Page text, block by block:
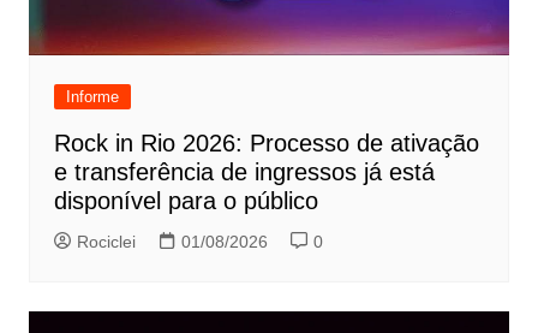
Informe
Rock in Rio 2026: Processo de ativação
e transferência de ingressos já está
disponível para o público
Rociclei 01/08/2026 0